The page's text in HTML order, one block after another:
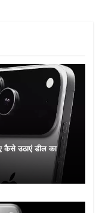
कैसे उठाएं डील का